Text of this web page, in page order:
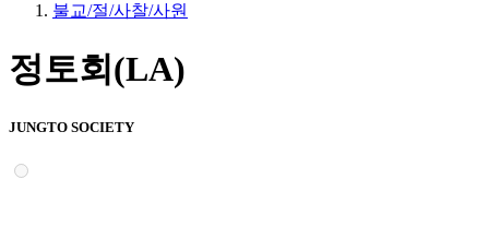
불교/절/사찰/사원
정토회(LA)
JUNGTO SOCIETY